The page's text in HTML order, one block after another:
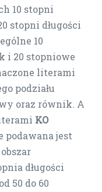
10 stopni
stopni długości
10
i 20 stopniowe
literami
podziału
oraz równik. A
KO
podawana jest
długości
50 do 60